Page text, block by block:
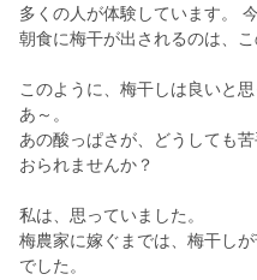
多くの人が体験しています。
朝食に梅干が出されるのは、
このように、梅干しは良いと
あ～。
あの酸っぱさが、どうしても
おられませんか？
私は、思っていました。
梅農家に嫁ぐまでは、梅干し
でした。